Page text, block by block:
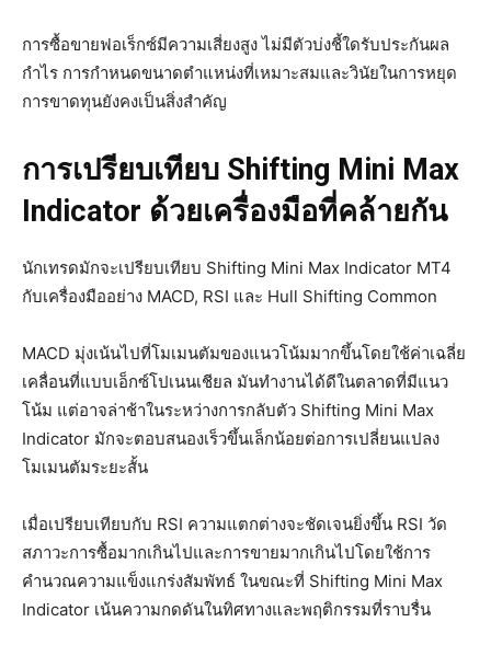
การซื้อขายฟอเร็กซ์มีความเสี่ยงสูง ไม่มีตัวบ่งชี้ใดรับประกันผล
กำไร การกำหนดขนาดตำแหน่งที่เหมาะสมและวินัยในการหยุด
การขาดทุนยังคงเป็นสิ่งสำคัญ
การเปรียบเทียบ Shifting Mini Max
Indicator ด้วยเครื่องมือที่คล้ายกัน
นักเทรดมักจะเปรียบเทียบ Shifting Mini Max Indicator MT4
กับเครื่องมืออย่าง MACD, RSI และ Hull Shifting Common
MACD มุ่งเน้นไปที่โมเมนตัมของแนวโน้มมากขึ้นโดยใช้ค่าเฉลี่ย
เคลื่อนที่แบบเอ็กซ์โปเนนเชียล มันทำงานได้ดีในตลาดที่มีแนว
โน้ม แต่อาจล่าช้าในระหว่างการกลับตัว Shifting Mini Max
Indicator มักจะตอบสนองเร็วขึ้นเล็กน้อยต่อการเปลี่ยนแปลง
โมเมนตัมระยะสั้น
เมื่อเปรียบเทียบกับ RSI ความแตกต่างจะชัดเจนยิ่งขึ้น RSI วัด
สภาวะการซื้อมากเกินไปและการขายมากเกินไปโดยใช้การ
คำนวณความแข็งแกร่งสัมพัทธ์ ในขณะที่ Shifting Mini Max
Indicator เน้นความกดดันในทิศทางและพฤติกรรมที่ราบรื่น